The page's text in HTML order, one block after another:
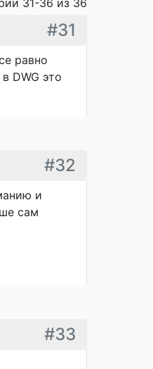
31-36 из 36
#31
равно
DWG это
#32
и
сам
#33